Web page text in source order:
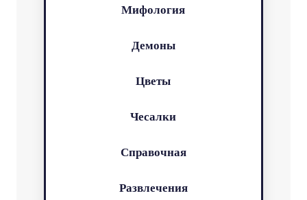
Мифология
Демоны
Цветы
Чесалки
Справочная
Развлечения